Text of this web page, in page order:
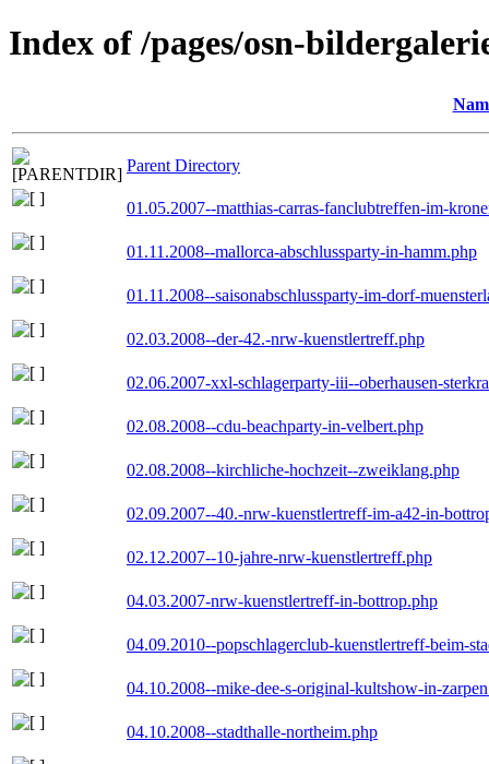
Index of /pages/osn-
Parent Directory
01.05.2007--matthias-carras-fanclubtreffen-im-
01.11.2008--mallorca-abschlussparty-in-hamm.php
01.11.2008--saisonabschlussparty-im-dorf-
02.03.2008--der-42.-nrw-kuenstlertreff.php
02.06.2007-xxl-schlagerparty-iii--oberhausen-
02.08.2008--cdu-beachparty-in-velbert.php
02.08.2008--kirchliche-hochzeit--zweiklang.php
02.09.2007--40.-nrw-kuenstlertreff-im-a42-in-
02.12.2007--10-jahre-nrw-kuenstlertreff.php
04.03.2007-nrw-kuenstlertreff-in-bottrop.php
04.09.2010--popschlagerclub-kuenstlertreff-beim-
04.10.2008--mike-dee-s-original-kultshow-in-
04.10.2008--stadthalle-northeim.php